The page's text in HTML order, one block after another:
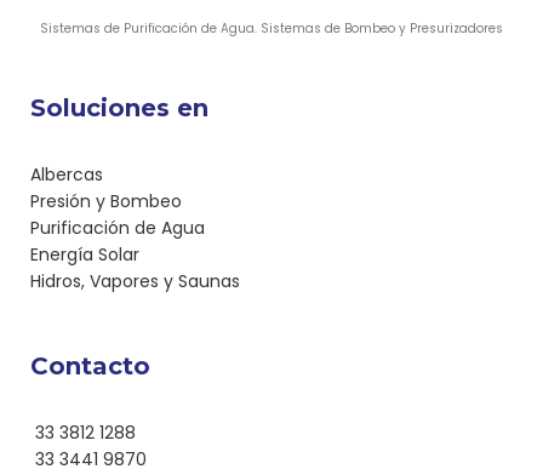
Sistemas de Purificación de Agua. Sistemas de Bombeo y Presurizadores
Soluciones en
Albercas
Presión y Bombeo
Purificación de Agua
Energía Solar
Hidros, Vapores y Saunas
Contacto
33 3812 1288
33 3441 9870